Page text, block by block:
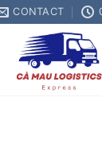
CONTACT